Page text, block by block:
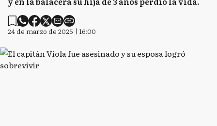
24 de marzo de 2025 | 16:00